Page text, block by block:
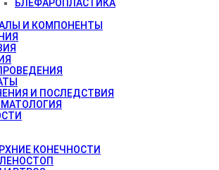
БЛЕФАРОПЛАСТИКА
И КОМПОНЕНТЫ
И ПОСЛЕДСТВИЯ
КОНЕЧНОСТИ